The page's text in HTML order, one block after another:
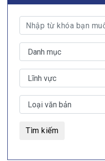
Tìm kiếm